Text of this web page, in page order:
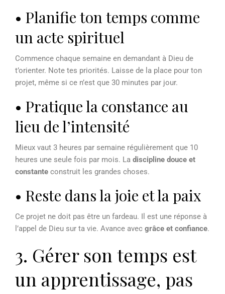
• Planifie ton temps comme
un acte spirituel
Commence chaque semaine en demandant à Dieu de
t’orienter. Note tes priorités. Laisse de la place pour ton
projet, même si ce n’est que 30 minutes par jour.
• Pratique la constance au
lieu de l’intensité
Mieux vaut 3 heures par semaine régulièrement que 10
heures une seule fois par mois. La discipline douce et
constante construit les grandes choses.
• Reste dans la joie et la paix
Ce projet ne doit pas être un fardeau. Il est une réponse à
l’appel de Dieu sur ta vie. Avance avec grâce et confiance.
3. Gérer son temps est
un apprentissage, pas